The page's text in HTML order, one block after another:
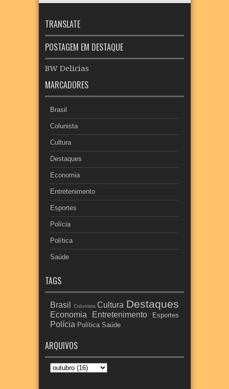
TRANSLATE
POSTAGEM EM DESTAQUE
BW Delicias
MARCADORES
Brasil
Colunista
Cultura
Destaques
Economia
Entretenimento
Esportes
Polícia
Política
Saúde
TAGS
Brasil Colunista Cultura Destaques
Economia Entretenimento Esportes
Polícia Política Saúde
ARQUIVOS